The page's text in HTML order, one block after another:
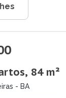
84 m²
- BA